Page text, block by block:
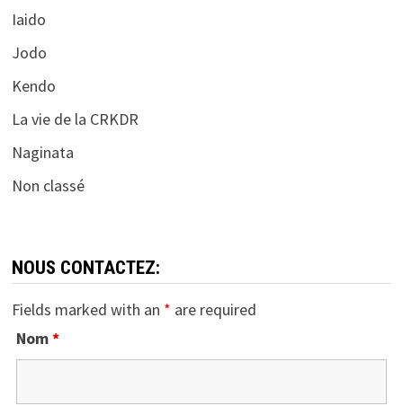
Iaido
Jodo
Kendo
La vie de la CRKDR
Naginata
Non classé
NOUS CONTACTEZ:
Fields marked with an * are required
Nom*